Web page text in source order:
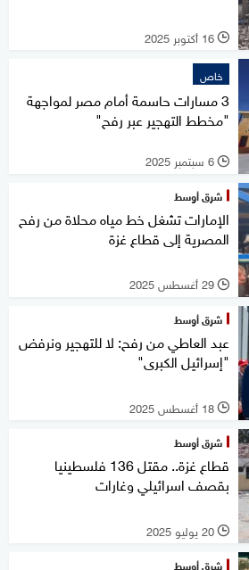
l 16 أكتوبر 2025
خاص
3 مسارات حاسمة أمام مصر لمواجهة
"مخطط التهجير عبر رفح"
l 6 سبتمبر 2025
شرق أوسط
الإمارات تشغل خط مياه محلاة من رفح
المصرية إلى قطاع غزة
l 29 أغسطس 2025
شرق أوسط
عبد العاطي من رفح: لا للتهجير ونرفض
"إسرائيل الكبرى"
l 18 أغسطس 2025
شرق أوسط
قطاع غزة.. مقتل 136 فلسطينيا
بقصف اسرائيلي وغارات
l 20 يوليو 2025
شرق أوسط